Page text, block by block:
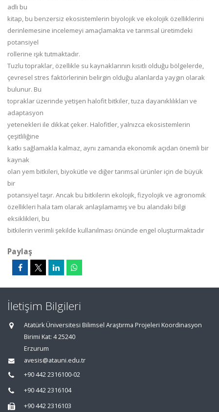
adlı bu
kitap, bu benzersiz ekosistemlerin biyolojik ve ekolojik özelliklerini
derinlemesine incelemeyi amaçlamakta ve tarımsal üretimdeki
potansiyel
rollerine ışık tutmaktadır.
Tuzlu topraklar, özellikle su kaynaklarının kısıtlı olduğu bölgelerde,
çevresel stres faktörlerinin belirgin olduğu alanlarda yaygın olarak
bulunur. Bu
topraklar üzerinde yetişen halofit bitkiler, tuza dayanıklılıkları ve
adaptasyon
yetenekleri ile dikkat çeker. Halofitler, yalnızca ekosistemlerin
çeşitliliğine
katkı sağlamakla kalmaz, aynı zamanda ekonomik açıdan önemli bir
kaynak
olan yem bitkileri, biyokütle ve diğer tarımsal ürünler için de büyük
bir
potansiyel taşır. Ancak bu bitkilerin ekolojik, fizyolojik ve agronomik
özellikleri hala tam olarak anlaşılamamış ve bu alandaki bilgi
eksiklikleri, bu
bitkilerin verimli şekilde kullanılması önünde engel oluşturmaktadır
Paylaş
İletişim Bilgileri
Atatürk Üniversitesi Bilimsel Araştırma Projeleri Koordinasyon
Birimi Kat: 4 25240
Erzurum
avesis@atauni.edu.tr
+90 442 2316100-02
+90 442 2316104
+90 442 2316103